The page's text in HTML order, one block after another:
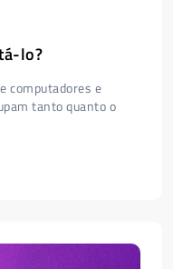
lo?
computadores e
tanto quanto o